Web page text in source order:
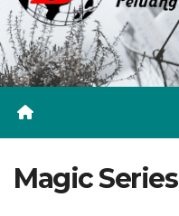
Magic Series